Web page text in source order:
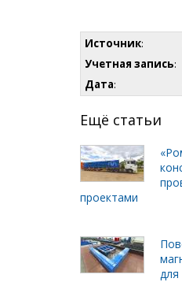
Источник:
Учетная запись:
Дата:
Ещё статьи
проектами